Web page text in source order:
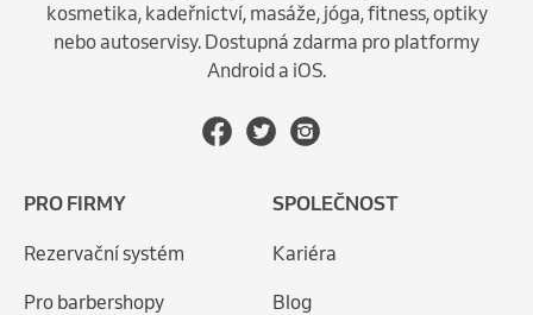
kosmetika, kadeřnictví, masáže, jóga, fitness, optiky
nebo autoservisy. Dostupná zdarma pro platformy
Android a iOS.
PRO FIRMY
Rezervační systém
Pro barbershopy
SPOLEČNOST
Kariéra
Blog